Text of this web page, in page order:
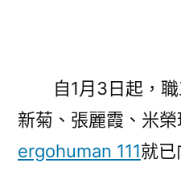
自1月3日起，職
新菊、張麗霞、米榮
ergohuman 111就